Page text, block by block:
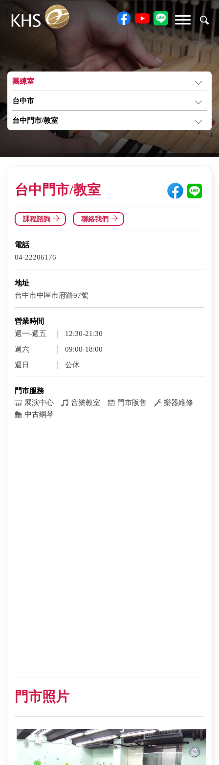
團練室
台中市
台中門市/教室
台中門市/教室
課程諮詢 聯絡我們
電話
04-22206176
地址
台中市中區市府路97號
營業時間
週一-週五
12:30-21:30
週六
09:00-18:00
週日
公休
門市服務
展演中心
音樂教室 門市販售
樂器維修
中古鋼琴
門市照片